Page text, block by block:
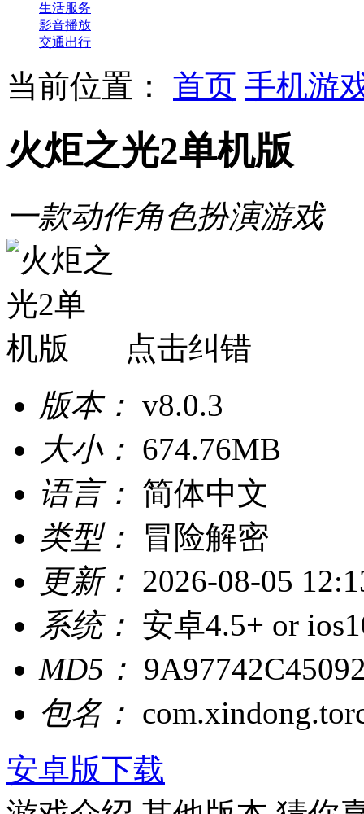
生活服务
影音播放
交通出行
当前位置： 首页 手机游
火炬之光2单机版
一款动作角色扮演游戏
点击纠错
版本： v8.0.3
大小： 674.76MB
语言： 简体中文
类型：
冒险解密
更新： 2026-08-05
系统： 安卓4.5+ or
MD5：
包名：
安卓版下载